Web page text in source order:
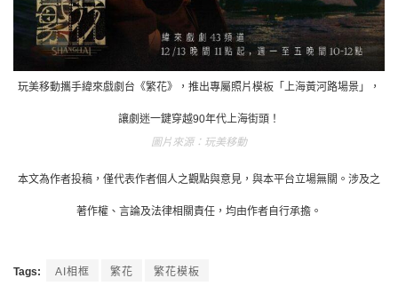
玩美移動攜手緯來戲劇台《繁花》，推出專屬照片模板「上海黃河路場景」，
讓劇迷一鍵穿越90年代上海街頭！
玩美移動
本文為作者投稿，僅代表作者個人之觀點與意見，與本平台立場無關。涉及之
著作權、言論及法律相關責任，均由作者自行承擔。
Tags: AI相框 繁花 繁花模板